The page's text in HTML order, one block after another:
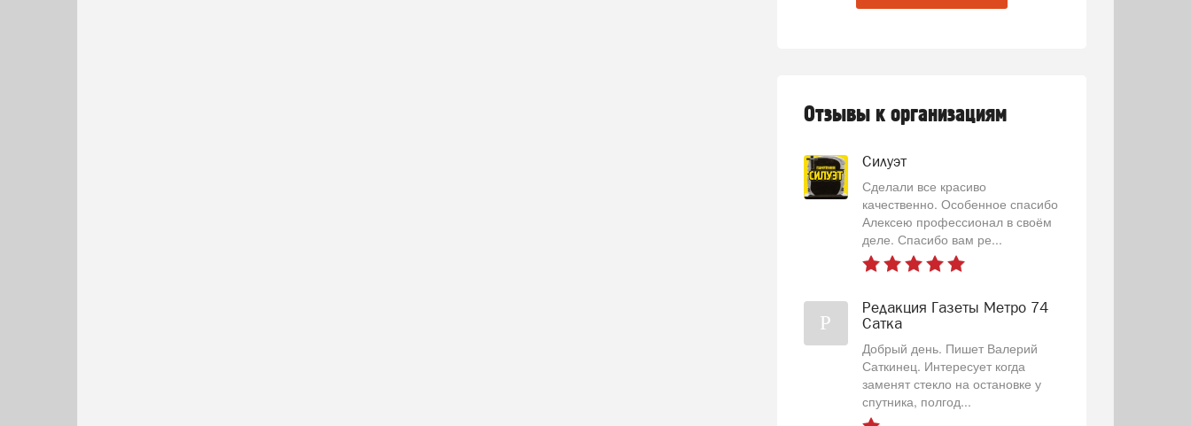
Отзывы к организациям
Силуэт
Сделали все красиво
качественно. Особенное спасибо
Алексею профессионал в своём
деле. Спасибо вам ре...
Р
Редакция Газеты Метро 74
Сатка
Добрый день. Пишет Валерий
Саткинец. Интересует когда
заменят стекло на остановке у
спутника, полгод...